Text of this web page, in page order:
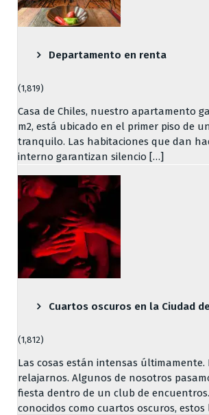
Departamento en renta
(1,819)
Casa de Chiles, nuestro apartamento
m2, está ubicado en el primer piso de
tranquilo. Las habitaciones que dan
interno garantizan silencio […]
Cuartos oscuros en la Ciudad
(1,812)
Las cosas están intensas últimamente.
relajarnos. Algunos de nosotros
fiesta dentro de un club de
conocidos como cuartos oscuros,